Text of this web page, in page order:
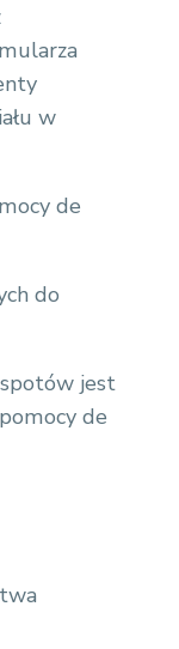
w
de
do
jest
de